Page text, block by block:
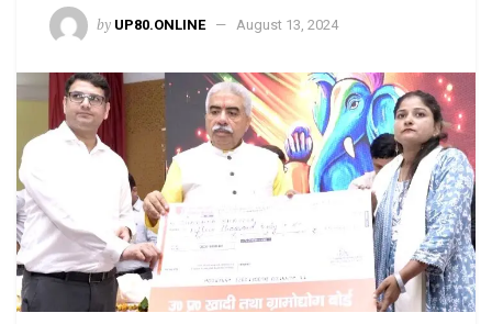
by UP80.ONLINE August 13, 2024